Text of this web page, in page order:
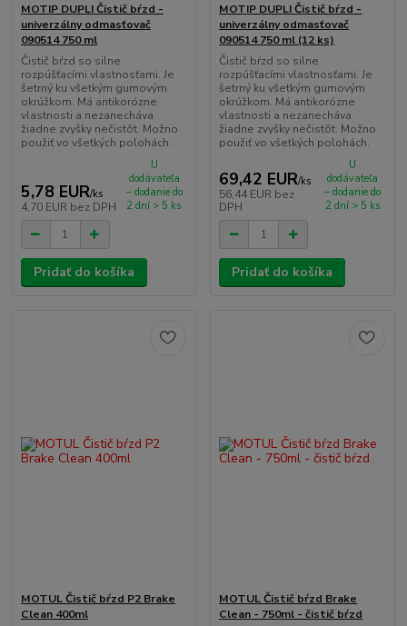
MOTIP DUPLI Čistič bŕzd -
univerzálny odmasťovač
090514 750 ml
Čistič bŕzd so silne
rozpúšťacími vlastnosťami. Je
šetrný ku všetkým gumovým
okrúžkom. Má antikorózne
vlastnosti a nezanecháva
žiadne zvyšky nečistôt. Možno
použiť vo všetkých polohách.
5,78 EUR/ks
4,70 EUR bez DPH
U
dodávateľa
– dodanie do
2 dní > 5 ks
Pridať do košíka
MOTIP DUPLI Čistič bŕzd -
univerzálny odmasťovač
090514 750 ml (12 ks)
Čistič bŕzd so silne
rozpúšťacími vlastnosťami. Je
šetrný ku všetkým gumovým
okrúžkom. Má antikorózne
vlastnosti a nezanecháva
žiadne zvyšky nečistôt. Možno
použiť vo všetkých polohách.
69,42 EUR/ks
56,44 EUR bez
DPH
U
dodávateľa
– dodanie do
2 dní > 5 ks
Pridať do košíka
MOTUL Čistič bŕzd P2 Brake
Clean 400ml
MOTUL Čistič bŕzd Brake
Clean - 750ml - čistič bŕzd